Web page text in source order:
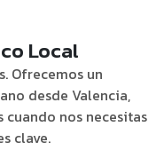
Local
Ofrecemos un
desde Valencia,
nos necesitas
clave.